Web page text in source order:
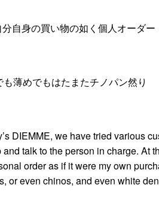
自身の買い物の如く個人オーダー
薄めでもはたまたチノパン然り
DIEMME, we have tried various
talk to the person in charge. At
order as if it were my own
or even chinos, and even white